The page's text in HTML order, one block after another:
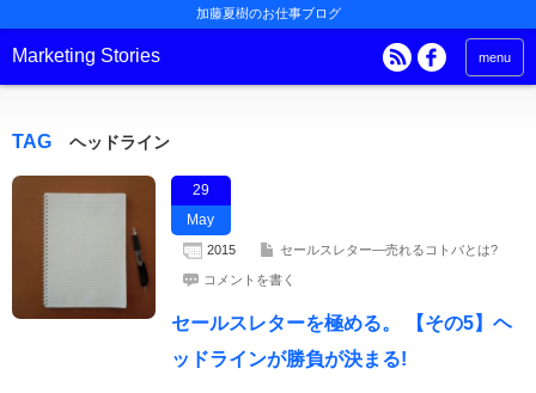
加藤夏樹のお仕事ブログ
Marketing Stories menu
TAG ヘッドライン
29
May
2015 セールスレター―売れるコトバとは?
コメントを書く
セールスレターを極める。 【その5】ヘ
ッドラインが勝負が決まる!